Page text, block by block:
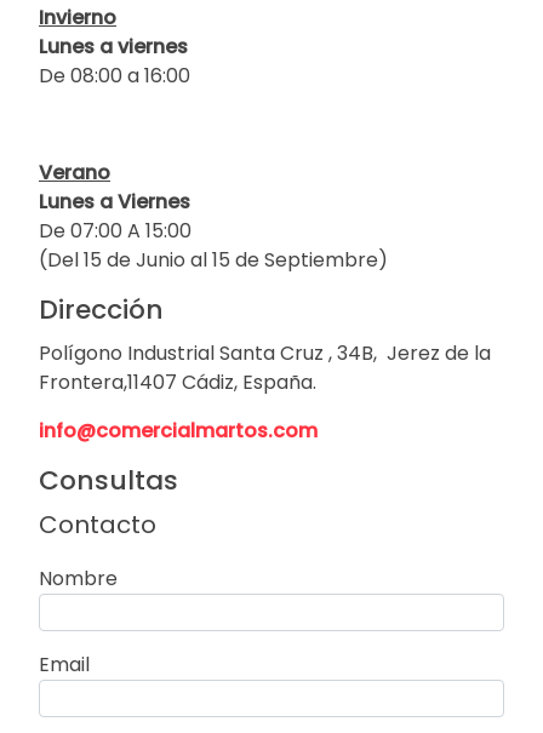
Invierno
Lunes a viernes
De 08:00 a 16:00
Verano
Lunes a Viernes
De 07:00 A 15:00
(Del 15 de Junio al 15 de Septiembre)
Dirección
Polígono Industrial Santa Cruz , 34B, Jerez de la
Frontera,11407 Cádiz, España.
info@comercialmartos.com
Consultas
Contacto
Nombre
Email